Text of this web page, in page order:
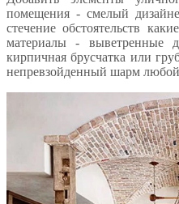
помещения - смелый
стечение обстоятельств
материалы - выветренные
кирпичная брусчатка или
непревзойденный шарм